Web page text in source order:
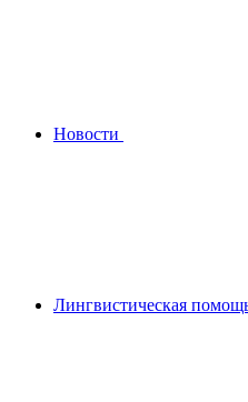
Новости
Лингвистическая